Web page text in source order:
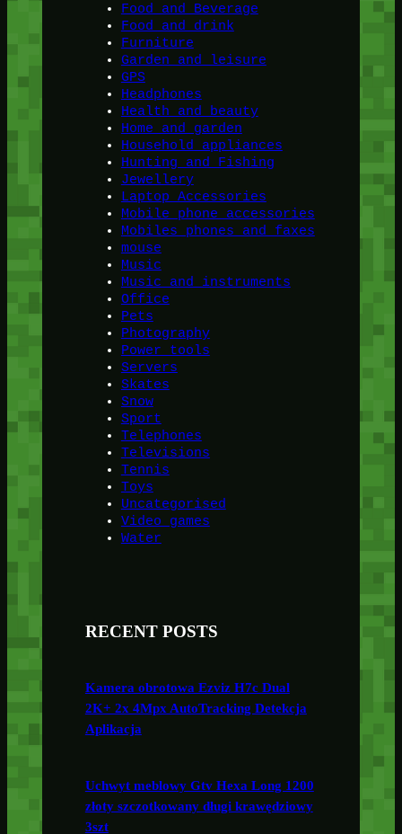
Food and Beverage
Food and drink
Furniture
Garden and leisure
GPS
Headphones
Health and beauty
Home and garden
Household appliances
Hunting and Fishing
Jewellery
Laptop Accessories
Mobile phone accessories
Mobiles phones and faxes
mouse
Music
Music and instruments
Office
Pets
Photography
Power tools
Servers
Skates
Snow
Sport
Telephones
Televisions
Tennis
Toys
Uncategorised
Video games
Water
RECENT POSTS
Kamera obrotowa Ezviz H7c Dual
2K+ 2x 4Mpx AutoTracking Detekcja
Aplikacja
Uchwyt meblowy Gtv Hexa Long 1200
złoty szczotkowany długi krawędziowy
3szt